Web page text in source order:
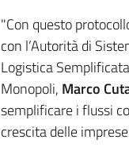
"Con questo
con l’Autorità di
Logistica
Monopoli, Marco
semplificare i flussi
crescita delle